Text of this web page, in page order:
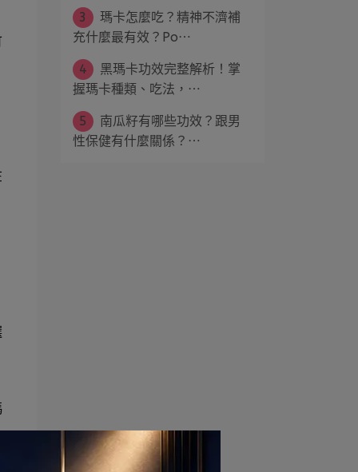
3
瑪卡怎麼吃？精神不濟補
充什麼最有效？Po⋯
4
黑瑪卡功效完整解析！掌
握瑪卡種類、吃法，⋯
5
南瓜籽有哪些功效？跟男
性保健有什麼關係？⋯